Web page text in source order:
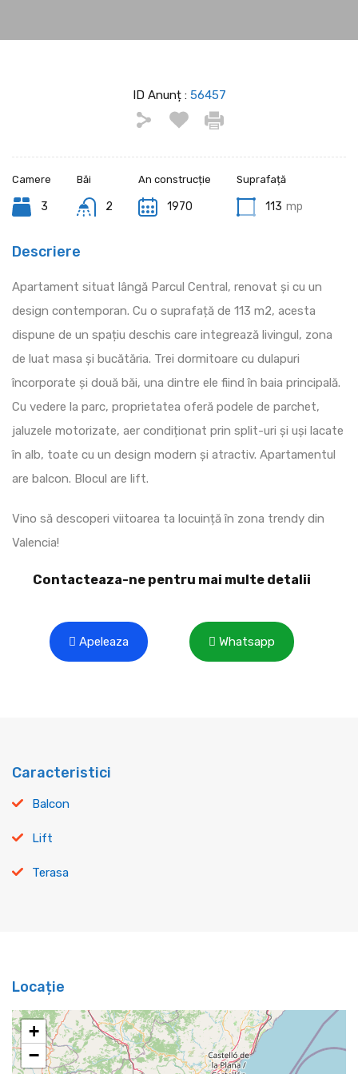
ID Anunț : 56457
Camere
3
Băi
2
An construcție
1970
Suprafață
113 mp
Descriere
Apartament situat lângă Parcul Central, renovat și cu un
design contemporan. Cu o suprafață de 113 m2, acesta
dispune de un spațiu deschis care integrează livingul, zona
de luat masa și bucătăria. Trei dormitoare cu dulapuri
încorporate și două băi, una dintre ele fiind în baia principală.
Cu vedere la parc, proprietatea oferă podele de parchet,
jaluzele motorizate, aer condiționat prin split-uri și uși lacate
în alb, toate cu un design modern și atractiv. Apartamentul
are balcon. Blocul are lift.
Vino să descoperi viitoarea ta locuință în zona trendy din
Valencia!
Contacteaza-ne pentru mai multe detalii
Apeleaza Whatsapp
Caracteristici
Balcon
Lift
Terasa
Locație
+
−